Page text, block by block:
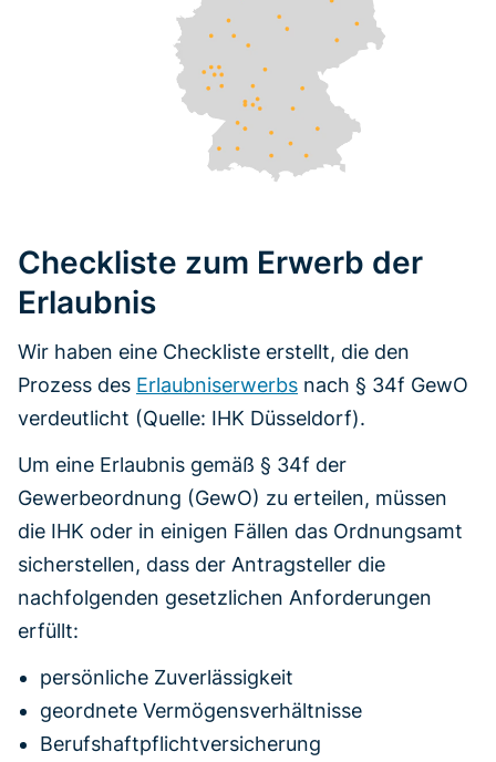
Checkliste zum Erwerb der
Erlaubnis
Wir haben eine Checkliste erstellt, die den
Prozess des Erlaubniserwerbs nach § 34f GewO
verdeutlicht (Quelle: IHK Düsseldorf).
Um eine Erlaubnis gemäß § 34f der
Gewerbeordnung (GewO) zu erteilen, müssen
die IHK oder in einigen Fällen das Ordnungsamt
sicherstellen, dass der Antragsteller die
nachfolgenden gesetzlichen Anforderungen
erfüllt:
persönliche Zuverlässigkeit
geordnete Vermögensverhältnisse
Berufshaftpflichtversicherung